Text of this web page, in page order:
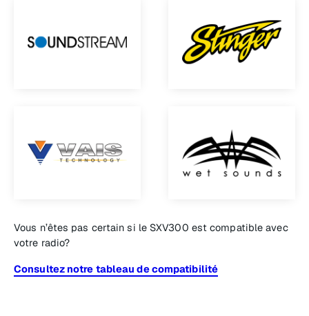
Vous n’êtes pas certain si le SXV300 est compatible avec
votre radio?
Consultez notre tableau de compatibilité